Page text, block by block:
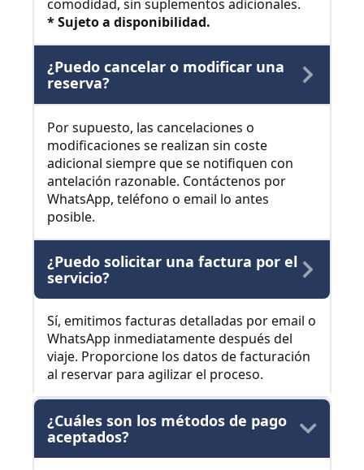
comodidad, sin suplementos adicionales.
* Sujeto a disponibilidad.
¿Puedo cancelar o modificar una
reserva?
Por supuesto, las cancelaciones o
modificaciones se realizan sin coste
adicional siempre que se notifiquen con
antelación razonable. Contáctenos por
WhatsApp, teléfono o email lo antes
posible.
¿Puedo solicitar una factura por el
servicio?
Sí, emitimos facturas detalladas por email o
WhatsApp inmediatamente después del
viaje. Proporcione los datos de facturación
al reservar para agilizar el proceso.
¿Cuáles son los métodos de pago
aceptados?